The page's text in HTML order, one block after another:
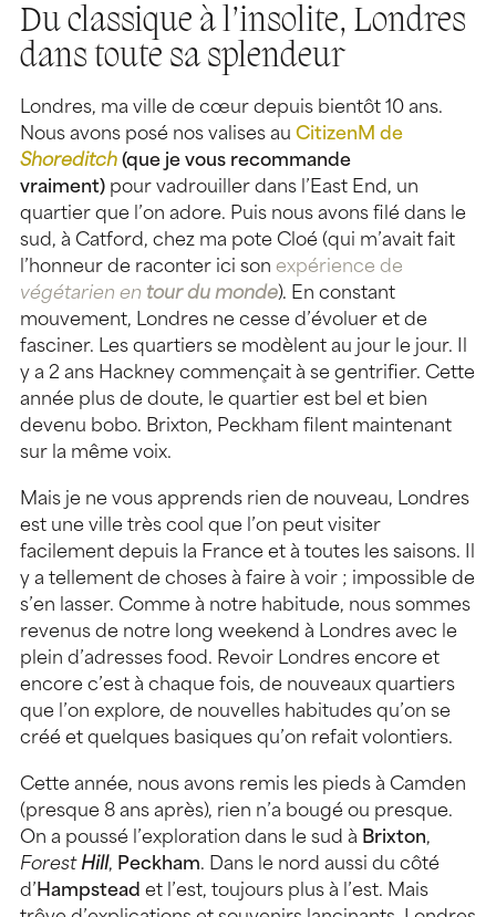
Du classique à l’insolite, Londres
dans toute sa splendeur
Londres, ma ville de cœur depuis bientôt 10 ans.
Nous avons posé nos valises au CitizenM de
Shoreditch (que je vous recommande
vraiment) pour vadrouiller dans l’East End, un
quartier que l’on adore. Puis nous avons filé dans le
sud, à Catford, chez ma pote Cloé (qui m’avait fait
l’honneur de raconter ici son expérience de
végétarien en tour du monde). En constant
mouvement, Londres ne cesse d’évoluer et de
fasciner. Les quartiers se modèlent au jour le jour. Il
y a 2 ans Hackney commençait à se gentrifier. Cette
année plus de doute, le quartier est bel et bien
devenu bobo. Brixton, Peckham filent maintenant
sur la même voix.
Mais je ne vous apprends rien de nouveau, Londres
est une ville très cool que l’on peut visiter
facilement depuis la France et à toutes les saisons. Il
y a tellement de choses à faire à voir ; impossible de
s’en lasser. Comme à notre habitude, nous sommes
revenus de notre long weekend à Londres avec le
plein d’adresses food. Revoir Londres encore et
encore c’est à chaque fois, de nouveaux quartiers
que l’on explore, de nouvelles habitudes qu’on se
créé et quelques basiques qu’on refait volontiers.
Cette année, nous avons remis les pieds à Camden
(presque 8 ans après), rien n’a bougé ou presque.
On a poussé l’exploration dans le sud à Brixton,
Forest Hill, Peckham. Dans le nord aussi du côté
d’ Hampstead et l’est, toujours plus à l’est. Mais